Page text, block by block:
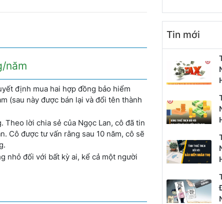
năm
định mua hai hợp đồng bảo hiểm
(sau này được bán lại và đổi tên thành
Theo lời chia sẻ của Ngọc Lan, cô đã tin
Cô được tư vấn rằng sau 10 năm, cô sẽ
nhỏ đối với bất kỳ ai, kể cả một người
Tin mới